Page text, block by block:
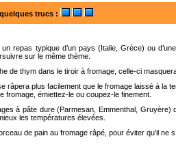
trucs :
repas typique d’un pays (Italie, Grèce) ou
sur le même thème.
de thym dans le tiroir à fromage, celle-ci
râpera plus facilement que le fromage laissé à la
fromage, émiettez-le ou coupez-le finement.
à pâte dure (Parmesan, Emmenthal, Gruyère)
les températures élevées.
de pain au fromage râpé, pour éviter qu’il ne